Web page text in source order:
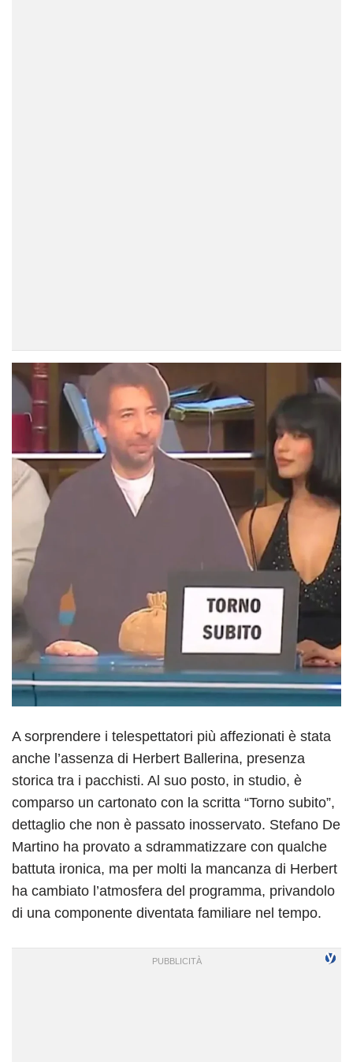
A sorprendere i telespettatori più affezionati è stata
anche l’assenza di Herbert Ballerina, presenza
storica tra i pacchisti. Al suo posto, in studio, è
comparso un cartonato con la scritta “Torno subito”,
dettaglio che non è passato inosservato. Stefano De
Martino ha provato a sdrammatizzare con qualche
battuta ironica, ma per molti la mancanza di Herbert
ha cambiato l’atmosfera del programma, privandolo
di una componente diventata familiare nel tempo.